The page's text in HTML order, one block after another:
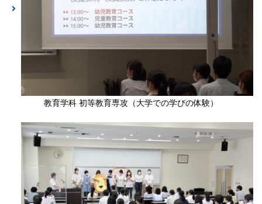
教育学科 初等教育専攻（大学での学びの体験）